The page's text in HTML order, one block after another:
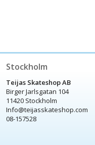
Stockholm
Teijas Skateshop AB
Birger Jarlsgatan 104
11420 Stockholm
Info@teijasskateshop.com
08-157528